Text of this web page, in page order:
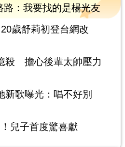
：我要找的是楊光友
歲舒莉初登台網改
殺 擔心後輩太帥壓力
歌曝光：唱不好別
兒子首度驚喜獻